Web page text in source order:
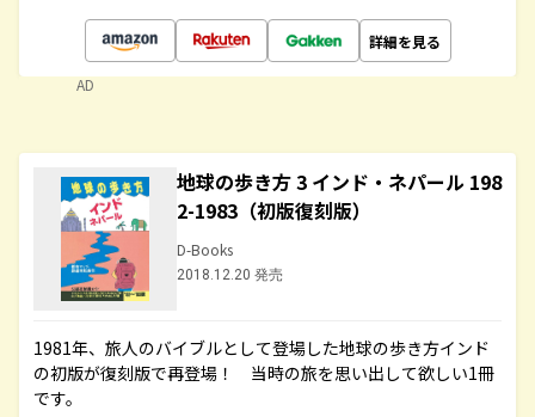
詳細を見る
AD
地球の歩き方 3 インド・ネパール 198
2-1983（初版復刻版）
D-Books
2018.12.20 発売
1981年、旅人のバイブルとして登場した地球の歩き方インド
の初版が復刻版で再登場！ 当時の旅を思い出して欲しい1冊
です。